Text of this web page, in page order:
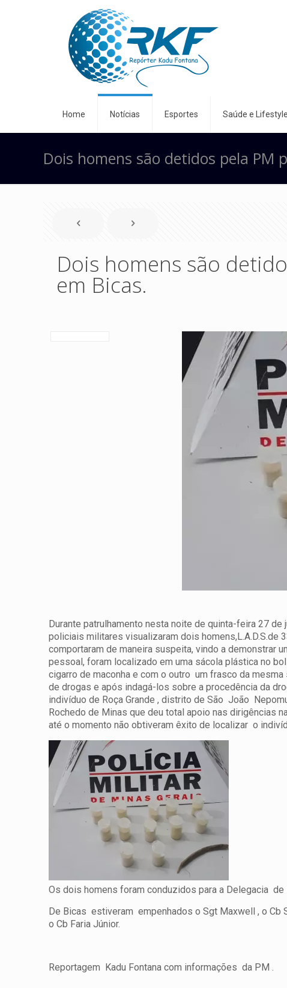
Home Notícias Esportes Saúde e Lifestyle
Dois homens são detidos pela PM
Dois homens são
em Bicas.
Durante patrulhamento nesta noite de quinta-feira 27
policiais militares visualizaram dois homens,L.A.D.S.de
comportaram de maneira suspeita, vindo a demonstrar
pessoal, foram localizado em uma sácola plástica no
cigarro de maconha e com o outro um frasco da
de drogas e após indagá-los sobre a procedência da
indivíduo de Roça Grande , distrito de São João
Rochedo de Minas que deu total apoio nas dirigências
até o momento não obtiveram êxito de localizar o
Os dois homens foram conduzidos para a Delegacia
De Bicas estiveram empenhados o Sgt Maxwell , o Cb
o Cb Faria Júnior.
Reportagem Kadu Fontana com informações da PM .